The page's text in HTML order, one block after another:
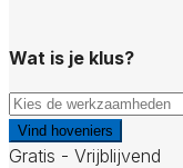
Wat is je klus?
Vind hoveniers
Gratis - Vrijblijvend